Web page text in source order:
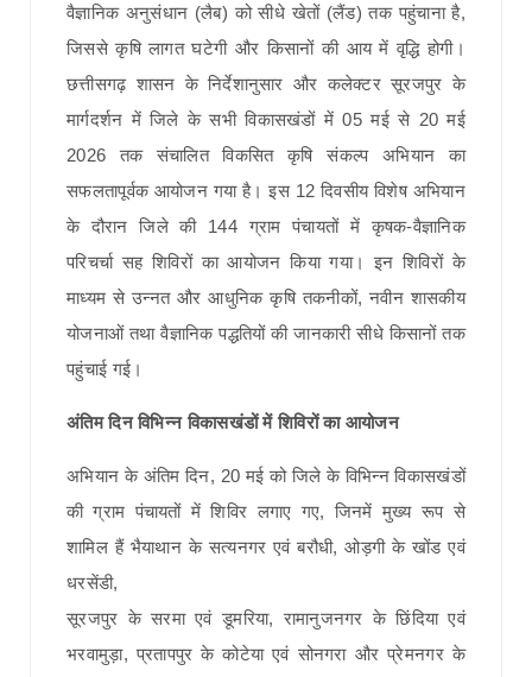
वैज्ञानिक अनुसंधान (लैब) को सीधे खेतों (लैंड) तक पहुंचाना है,
जिससे कृषि लागत घटेगी और किसानों की आय में वृद्धि होगी।
छत्तीसगढ़ शासन के निर्देशानुसार और कलेक्टर सूरजपुर के
मार्गदर्शन में जिले के सभी विकासखंडों में 05 मई से 20 मई
2026 तक संचालित विकसित कृषि संकल्प अभियान का
सफलतापूर्वक आयोजन गया है। इस 12 दिवसीय विशेष अभियान
के दौरान जिले की 144 ग्राम पंचायतों में कृषक-वैज्ञानिक
परिचर्चा सह शिविरों का आयोजन किया गया। इन शिविरों के
माध्यम से उन्नत और आधुनिक कृषि तकनीकों, नवीन शासकीय
योजनाओं तथा वैज्ञानिक पद्धतियों की जानकारी सीधे किसानों तक
पहुंचाई गई।
अंतिम दिन विभिन्न विकासखंडों में शिविरों का आयोजन
अभियान के अंतिम दिन, 20 मई को जिले के विभिन्न विकासखंडों
की ग्राम पंचायतों में शिविर लगाए गए, जिनमें मुख्य रूप से
शामिल हैं भैयाथान के सत्यनगर एवं बरौधी, ओड़गी के खोंड एवं
धरसेंडी,
सूरजपुर के सरमा एवं डूमरिया, रामानुजनगर के छिंदिया एवं
भरवामुड़ा, प्रतापपुर के कोटेया एवं सोनगरा और प्रेमनगर के